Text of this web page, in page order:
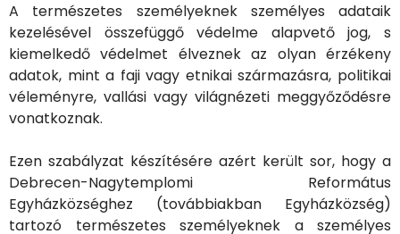
A természetes személyeknek személyes adataik
kezelésével összefüggő védelme alapvető jog, s
kiemelkedő védelmet élveznek az olyan érzékeny
adatok, mint a faji vagy etnikai származásra, politikai
véleményre, vallási vagy világnézeti meggyőződésre
vonatkoznak.
Ezen szabályzat készítésére azért került sor, hogy a
Debrecen-Nagytemplomi Református
Egyházközséghez (továbbiakban Egyházközség)
tartozó természetes személyeknek a személyes